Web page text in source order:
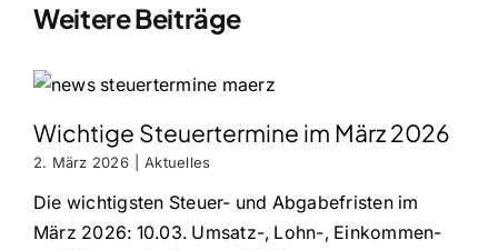
Weitere Beiträge
Wichtige Steuertermine im März 2026
2. März 2026 Aktuelles
Die wichtigsten Steuer- und Abgabefristen im
März 2026: 10.03. Umsatz-, Lohn-, Einkommen-